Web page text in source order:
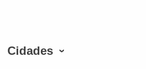
Cidades